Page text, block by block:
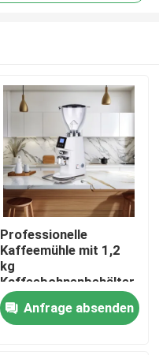
Professionelle
Kaffeemühle mit 1,2
kg
Kaffeebohnenbehälter
Anfrage absenden